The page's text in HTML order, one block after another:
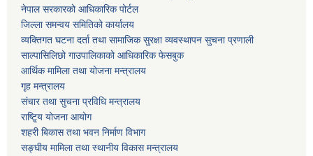
नेपाल सरकारको आधिकारिक पोर्टल
जिल्ला समन्वय समितिको कार्यालय
व्यक्तिगत घटना दर्ता तथा सामाजिक सुरक्षा व्यवस्थापन सुचना प्रणाली
साल्पासिलिछो गाउपालिकाको आधिकारिक फेसबुक
आर्थिक मामिला तथा योजना मन्त्रालय
गृह मन्त्रालय
संचार तथा सुचना प्रविधि मन्त्रालय
राष्टि्ृय योजना आयोग
शहरी बिकास तथा भवन निर्माण विभाग
सङ्घीय मामिला तथा स्थानीय विकास मन्त्रालय